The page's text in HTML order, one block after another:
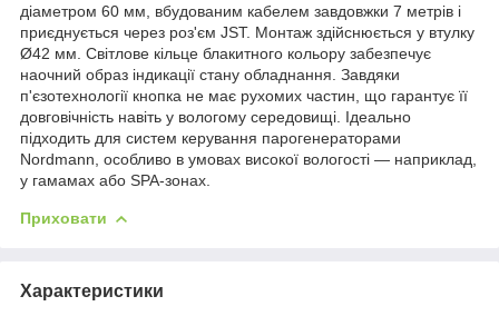
діаметром 60 мм, вбудованим кабелем завдовжки 7 метрів і
приєднується через роз'єм JST. Монтаж здійснюється у втулку
Ø42 мм. Світлове кільце блакитного кольору забезпечує
наочний образ індикації стану обладнання. Завдяки
п'єзотехнології кнопка не має рухомих частин, що гарантує її
довговічність навіть у вологому середовищі. Ідеально
підходить для систем керування парогенераторами
Nordmann, особливо в умовах високої вологості — наприклад,
у гамамах або SPA-зонах.
Приховати
Характеристики